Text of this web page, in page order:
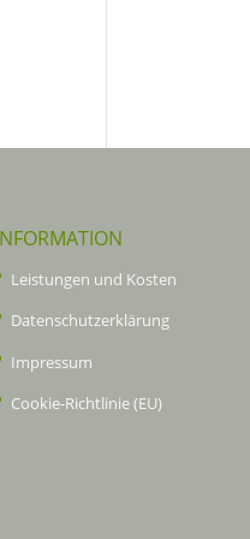
Leistungen und Kosten
Datenschutzerklärung
Impressum
Cookie-Richtlinie (EU)